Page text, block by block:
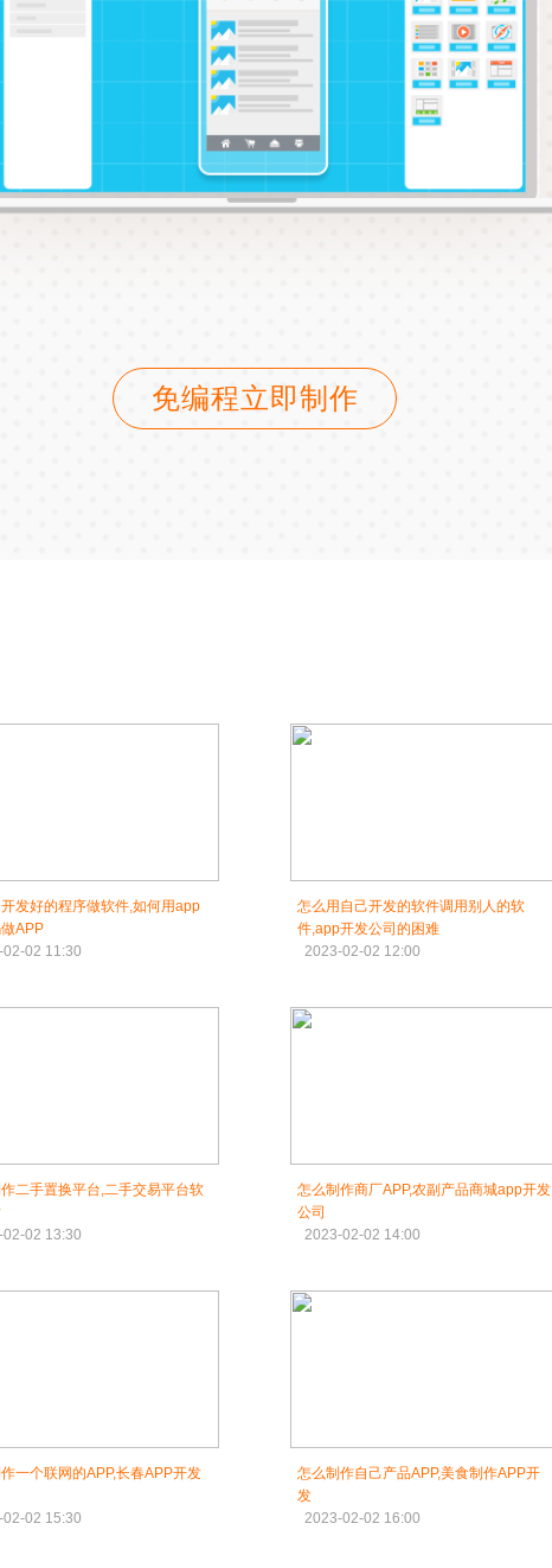
免编程立即制作
发好的程序做软件,如何用app
APP
02 11:30
怎么用自己开发的软件调用别人的软
件,app开发公司的困难
2023-02-02 12:00
二手置换平台,二手交易平台软
02 13:30
怎么制作商厂APP,农副产品商城app开发
公司
2023-02-02 14:00
一个联网的APP,长春APP开发
02 15:30
怎么制作自己产品APP,美食制作APP开
发
2023-02-02 16:00